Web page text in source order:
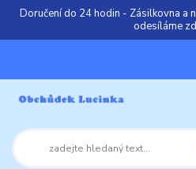
Doručení do 24 hodin - Zásilkovna a
odesíláme